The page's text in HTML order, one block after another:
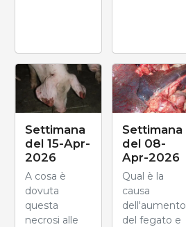
Settimana
del 15-Apr-
2026
A cosa è
dovuta
questa
necrosi alle
Settimana
del 08-
Apr-2026
Qual è la
causa
dell'aumento
del fegato e